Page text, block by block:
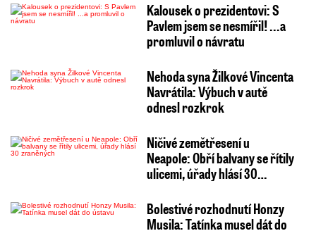
Kalousek o prezidentovi: S
Pavlem jsem se nesmířil! ...a
promluvil o návratu
Nehoda syna Žilkové Vincenta
Navrátila: Výbuch v autě
odnesl rozkrok
Ničivé zemětřesení u
Neapole: Obří balvany se řítily
ulicemi, úřady hlásí 30…
Bolestivé rozhodnutí Honzy
Musila: Tatínka musel dát do